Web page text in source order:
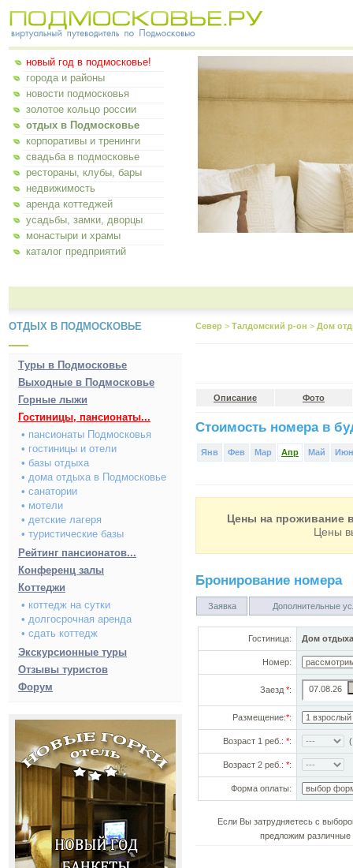
новый год в подмосковье!
города и районы
новости подмосковья
золотое кольцо россии
отдых в Подмосковье
корпоративы и тренинги
свадьба в подмосковье
рестораны, клубы, бары
недвижимость
аренда коттеджей
усадьбы, замки, дворцы
монастыри и храмы
каталог предприятий
ОТДЫХ В ПОДМОСКОВЬЕ
Туры в Подмосковье
Выходные в Подмосковье
Горные лыжи
Гостиницы, пансионаты...
• пансионаты Подмосковья
• гостиницы и отели
• базы отдыха
• дома отдыха в Подмосковье
• санатории
• мотели
• детские лагеря
• туристические базы
Рейтинг пансионатов...
Конференц залы
Коттеджи
• коттедж на сутки
• долгосрочная аренда
• сдать коттедж
Экскурсионные туры
Отзывы туристов
Форум
Север > Талдомский р-он > Дом
Описание Фото
Стоимость номера в
Янв Фев Мар Апр Май Июн
Цены на проживание
Цены
Бронирование номера
Заявка Дополнительные
Гостиница: Дом
Номер:
Заезд *:
Размещение:*:
Возраст 1 реб.: *:
Возраст 2 реб.: *:
Форма оплаты:
Если Вы затрудняетесь с
предложим различные